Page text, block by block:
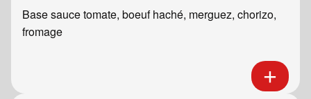
Base sauce tomate, boeuf haché, merguez, chorizo,
fromage